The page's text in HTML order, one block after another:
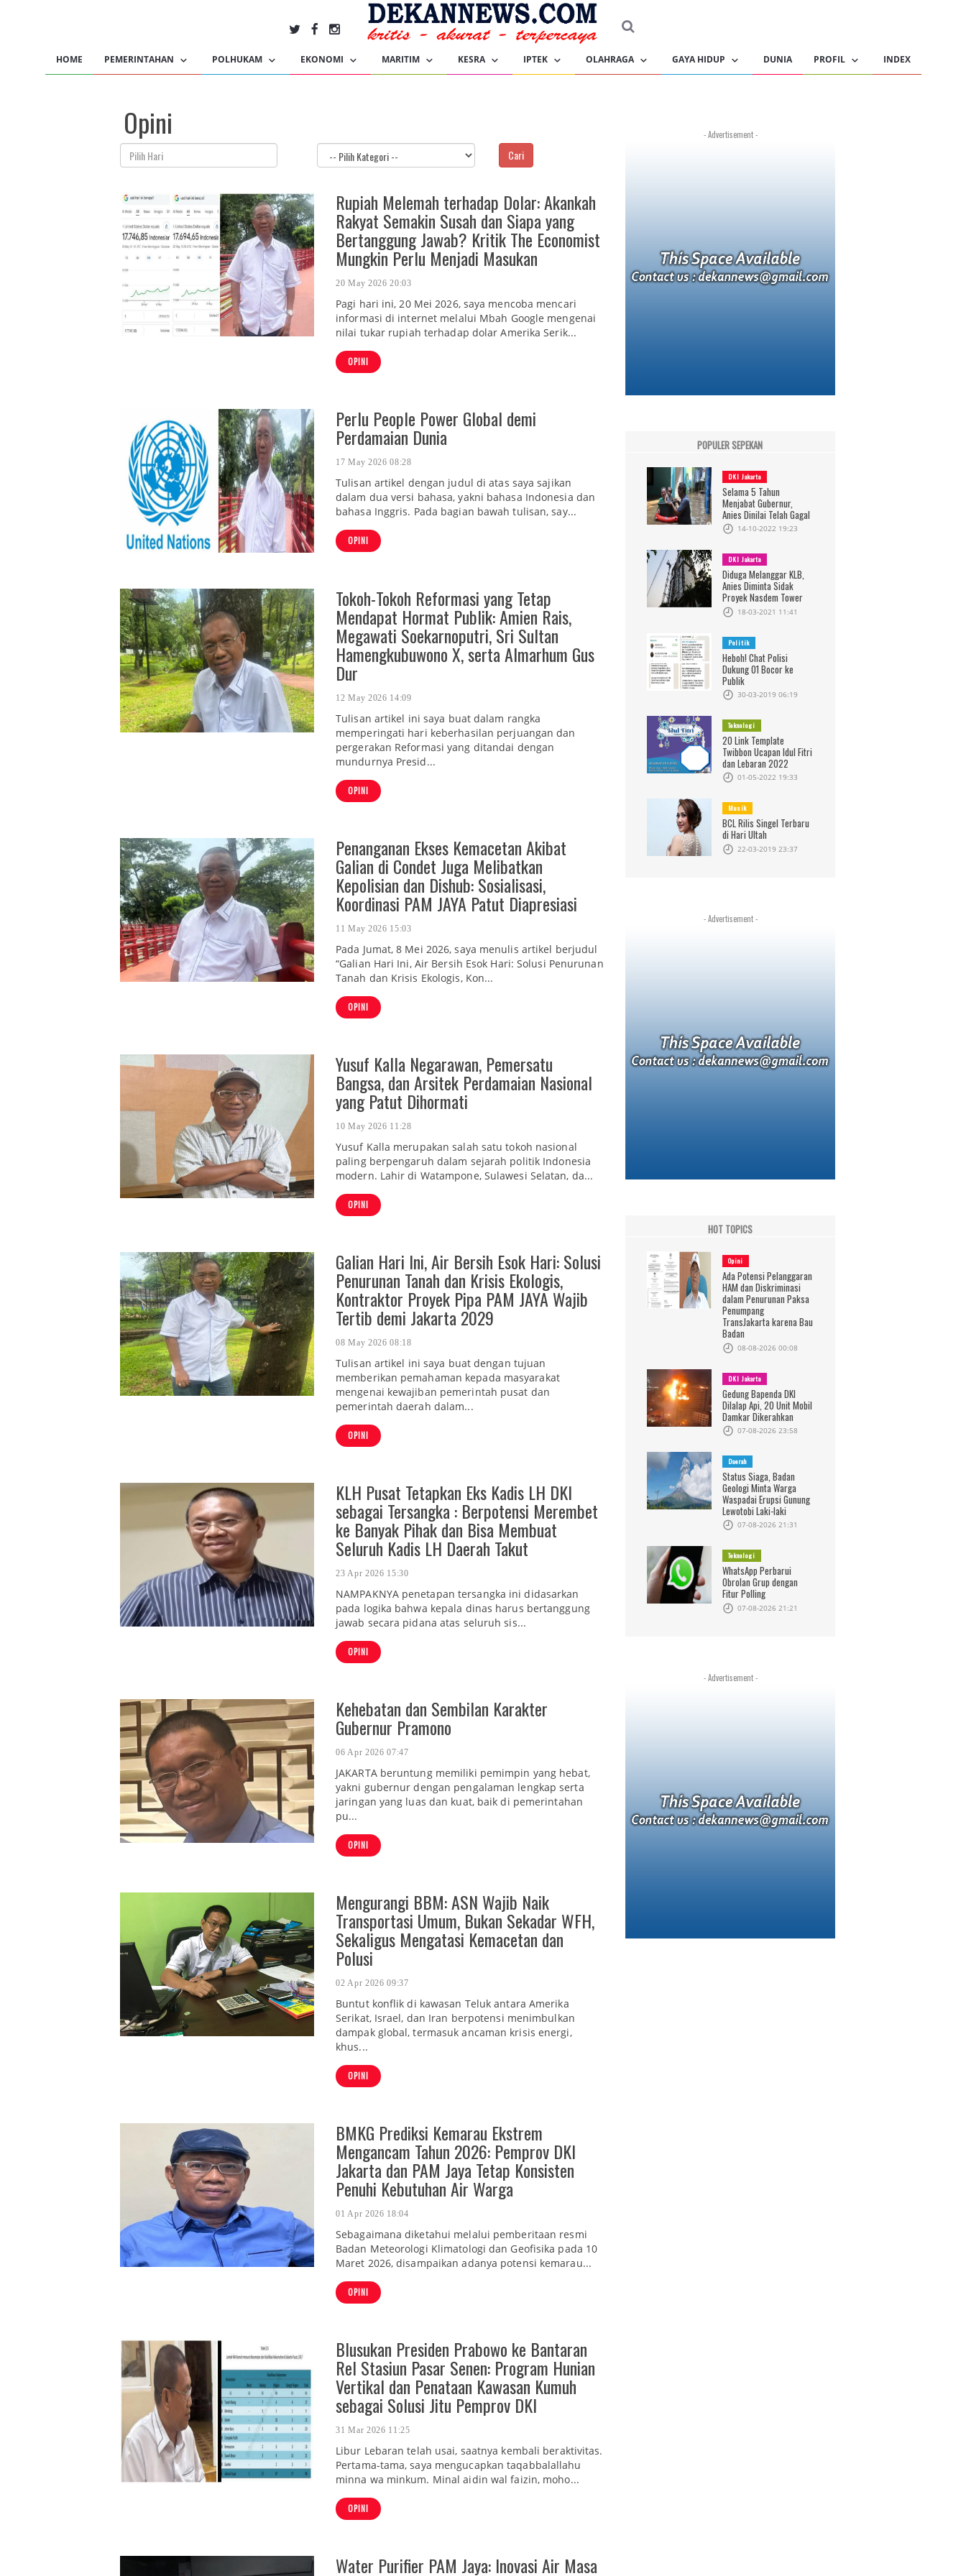
HOME PEMERINTAHAN POLHUKAM EKONOMI MARITIM KESRA IPTEK OLAHRAGA GAYA HIDUP DUNIA PROFIL INDEX
Opini
Cari
Rupiah Melemah terhadap Dolar: Akankah
Rakyat Semakin Susah dan Siapa yang
Bertanggung Jawab? Kritik The Economist
Mungkin Perlu Menjadi Masukan
20 May 2026 20:03
Pagi hari ini, 20 Mei 2026, saya mencoba mencari
informasi di internet melalui Mbah Google mengenai
nilai tukar rupiah terhadap dolar Amerika Serik...
OPINI
Perlu People Power Global demi
Perdamaian Dunia
17 May 2026 08:28
Tulisan artikel dengan judul di atas saya sajikan
dalam dua versi bahasa, yakni bahasa Indonesia dan
bahasa Inggris. Pada bagian bawah tulisan, say...
OPINI
Tokoh-Tokoh Reformasi yang Tetap
Mendapat Hormat Publik: Amien Rais,
Megawati Soekarnoputri, Sri Sultan
Hamengkubuwono X, serta Almarhum Gus
Dur
12 May 2026 14:09
Tulisan artikel ini saya buat dalam rangka
memperingati hari keberhasilan perjuangan dan
pergerakan Reformasi yang ditandai dengan
mundurnya Presid...
OPINI
Penanganan Ekses Kemacetan Akibat
Galian di Condet Juga Melibatkan
Kepolisian dan Dishub: Sosialisasi,
Koordinasi PAM JAYA Patut Diapresiasi
11 May 2026 15:03
Pada Jumat, 8 Mei 2026, saya menulis artikel berjudul
“Galian Hari Ini, Air Bersih Esok Hari: Solusi Penurunan
Tanah dan Krisis Ekologis, Kon...
OPINI
Yusuf Kalla Negarawan, Pemersatu
Bangsa, dan Arsitek Perdamaian Nasional
yang Patut Dihormati
10 May 2026 11:28
Yusuf Kalla merupakan salah satu tokoh nasional
paling berpengaruh dalam sejarah politik Indonesia
modern. Lahir di Watampone, Sulawesi Selatan, da...
OPINI
Galian Hari Ini, Air Bersih Esok Hari: Solusi
Penurunan Tanah dan Krisis Ekologis,
Kontraktor Proyek Pipa PAM JAYA Wajib
Tertib demi Jakarta 2029
08 May 2026 08:18
Tulisan artikel ini saya buat dengan tujuan
memberikan pemahaman kepada masyarakat
mengenai kewajiban pemerintah pusat dan
pemerintah daerah dalam...
OPINI
KLH Pusat Tetapkan Eks Kadis LH DKI
sebagai Tersangka : Berpotensi Merembet
ke Banyak Pihak dan Bisa Membuat
Seluruh Kadis LH Daerah Takut
23 Apr 2026 15:30
NAMPAKNYA penetapan tersangka ini didasarkan
pada logika bahwa kepala dinas harus bertanggung
jawab secara pidana atas seluruh sis...
OPINI
Kehebatan dan Sembilan Karakter
Gubernur Pramono
06 Apr 2026 07:47
JAKARTA beruntung memiliki pemimpin yang hebat,
yakni gubernur dengan pengalaman lengkap serta
jaringan yang luas dan kuat, baik di pemerintahan
pu...
OPINI
Mengurangi BBM: ASN Wajib Naik
Transportasi Umum, Bukan Sekadar WFH,
Sekaligus Mengatasi Kemacetan dan
Polusi
02 Apr 2026 09:37
Buntut konflik di kawasan Teluk antara Amerika
Serikat, Israel, dan Iran berpotensi menimbulkan
dampak global, termasuk ancaman krisis energi,
khus...
OPINI
BMKG Prediksi Kemarau Ekstrem
Mengancam Tahun 2026: Pemprov DKI
Jakarta dan PAM Jaya Tetap Konsisten
Penuhi Kebutuhan Air Warga
01 Apr 2026 18:04
Sebagaimana diketahui melalui pemberitaan resmi
Badan Meteorologi Klimatologi dan Geofisika pada 10
Maret 2026, disampaikan adanya potensi kemarau...
OPINI
Blusukan Presiden Prabowo ke Bantaran
Rel Stasiun Pasar Senen: Program Hunian
Vertikal dan Penataan Kawasan Kumuh
sebagai Solusi Jitu Pemprov DKI
31 Mar 2026 11:25
Libur Lebaran telah usai, saatnya kembali beraktivitas.
Pertama-tama, saya mengucapkan taqabbalallahu
minna wa minkum. Minal aidin wal faizin, moho...
OPINI
Water Purifier PAM Jaya: Inovasi Air Masa
- Advertisement -
POPULER SEPEKAN
DKI Jakarta
Selama 5 Tahun
Menjabat Gubernur,
Anies Dinilai Telah Gagal
14-10-2022 19:23
DKI Jakarta
Diduga Melanggar KLB,
Anies Diminta Sidak
Proyek Nasdem Tower
18-03-2021 11:41
Politik
Heboh! Chat Polisi
Dukung 01 Bocor ke
Publik
30-03-2019 06:19
Teknologi
20 Link Template
Twibbon Ucapan Idul Fitri
dan Lebaran 2022
01-05-2022 19:33
Musik
BCL Rilis Singel Terbaru
di Hari Ultah
22-03-2019 23:37
- Advertisement -
HOT TOPICS
Opini
Ada Potensi Pelanggaran
HAM dan Diskriminasi
dalam Penurunan Paksa
Penumpang
TransJakarta karena Bau
Badan
08-08-2026 00:08
DKI Jakarta
Gedung Bapenda DKI
Dilalap Api, 20 Unit Mobil
Damkar Dikerahkan
07-08-2026 23:58
Daerah
Status Siaga, Badan
Geologi Minta Warga
Waspadai Erupsi Gunung
Lewotobi Laki-laki
07-08-2026 21:31
Teknologi
WhatsApp Perbarui
Obrolan Grup dengan
Fitur Polling
07-08-2026 21:21
- Advertisement -